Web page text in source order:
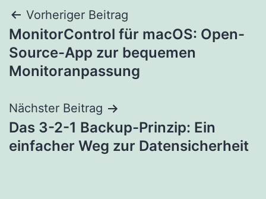
Beitragsnavigation
Vorheriger Beitrag
MonitorControl für macOS: Open-
Source-App zur bequemen
Monitoranpassung
Nächster Beitrag
Das 3-2-1 Backup-Prinzip: Ein
einfacher Weg zur Datensicherheit